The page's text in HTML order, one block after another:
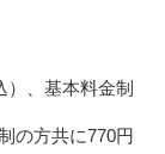
、基本料金制
の方共に770円